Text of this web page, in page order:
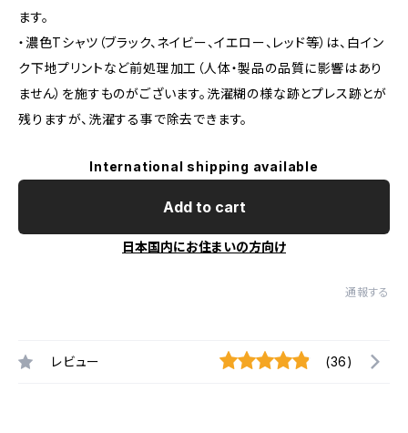
ます。
・濃色Tシャツ（ブラック、ネイビー、イエロー、レッド等）は、白イン
ク下地プリントなど前処理加工（人体・製品の品質に影響はあり
ません）を施すものがございます。洗濯糊の様な跡とプレス跡とが
残りますが、洗濯する事で除去できます。
International shipping available
Add to cart
日本国内にお住まいの方向け
通報する
レビュー (36)